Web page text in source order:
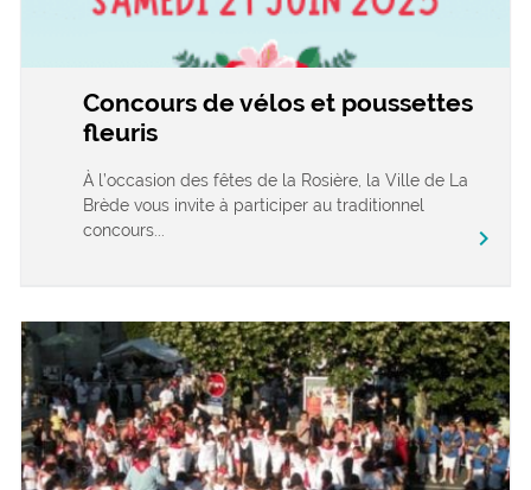
Concours de vélos et poussettes
fleuris
À l’occasion des fêtes de la Rosière, la Ville de La
Brède vous invite à participer au traditionnel
concours...
chevron_right